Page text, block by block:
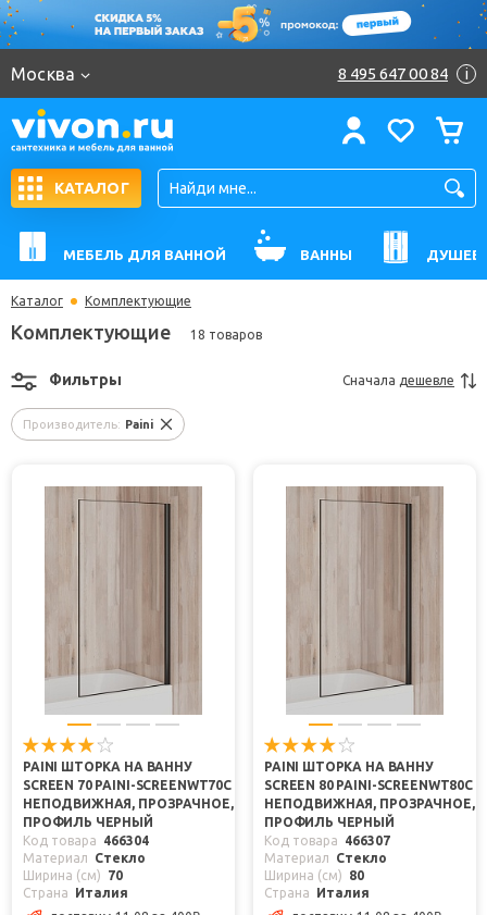
Москва 8 495 647 00 84 i
КАТАЛОГ
МЕБЕЛЬ ДЛЯ ВАННОЙ ВАННЫ
Каталог Комплектующие
Комплектующие 18 товаров
Производитель: Paini
Фильтры Сначала дешевле
PAINI ШТОРКА НА ВАННУ
SCREEN 70 PAINI-SCREENWT70C
НЕПОДВИЖНАЯ, ПРОЗРАЧНОЕ,
ПРОФИЛЬ ЧЕРНЫЙ
Код товара
466304
Материал
Стекло
Ширина (см)
70
Страна
Италия
PAINI ШТОРКА НА ВАННУ
SCREEN 80 PAINI-SCREENWT80C
НЕПОДВИЖНАЯ, ПРОЗРАЧНОЕ,
ПРОФИЛЬ ЧЕРНЫЙ
Код товара
466307
Материал
Стекло
Ширина (см)
80
Страна
Италия